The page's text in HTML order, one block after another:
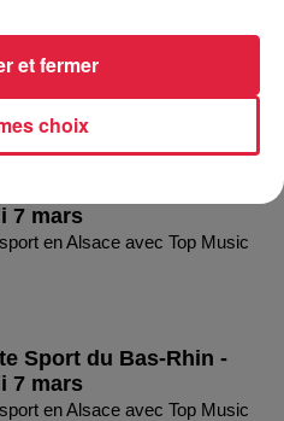
sport en Alsace avec Top Music
7 mars
en Alsace avec Top Music
Sport du Bas-Rhin -
7 mars
en Alsace avec Top Music
choix
et fermer